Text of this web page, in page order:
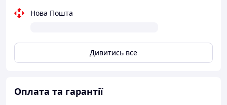
Нова Пошта
Дивитись все
Оплата та гарантії